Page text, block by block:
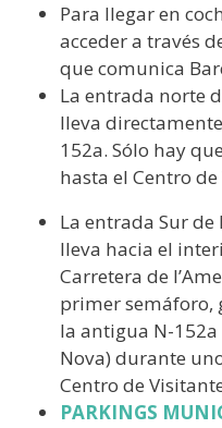
Para llegar en
acceder a través
que comunica
La entrada norte
lleva
152a. Sólo hay
hasta el Centro
La entrada Sur de
lleva hacia el
Carretera de
primer semáforo,
la antigua N-
Nova) durante
Centro de
PARKINGS